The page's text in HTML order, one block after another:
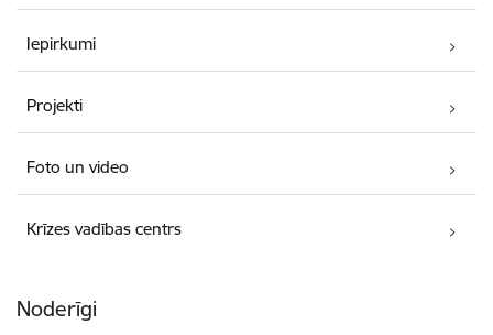
Iepirkumi
Projekti
Foto un video
Krīzes vadības centrs
Noderīgi